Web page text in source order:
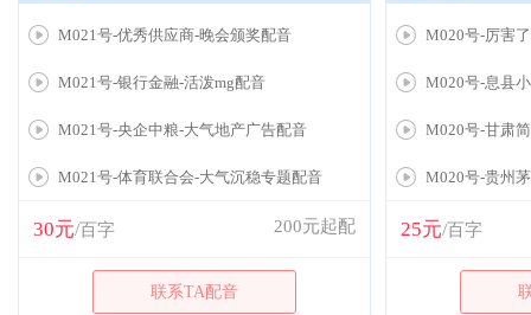
M021号-优秀供应商-晚会颁奖配音
M021号-银行金融-活泼mg配音
M021号-央企中粮-大气地产广告配音
M021号-体育联合会-大气沉稳专题配音
30元/百字 200元起配
联系TA配音
M020号-厉害
M020号-息县
M020号-甘肃
M020号-贵州
25元/百字